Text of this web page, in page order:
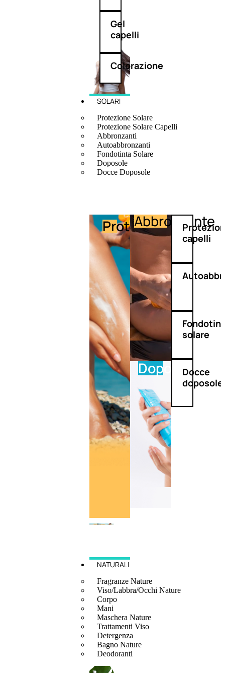
Gel
capelli
Colorazione
SOLARI
Protezione Solare
Protezione Solare Capelli
Abbronzanti
Autoabbronzanti
Fondotinta Solare
Doposole
Docce Doposole
Protezione
Abbronzante
Doposole
capelli
solare
Docce
doposole
NATURALI
Fragranze Nature
Viso/Labbra/Occhi Nature
Corpo
Mani
Maschera Nature
Trattamenti Viso
Detergenza
Bagno Nature
Deodoranti